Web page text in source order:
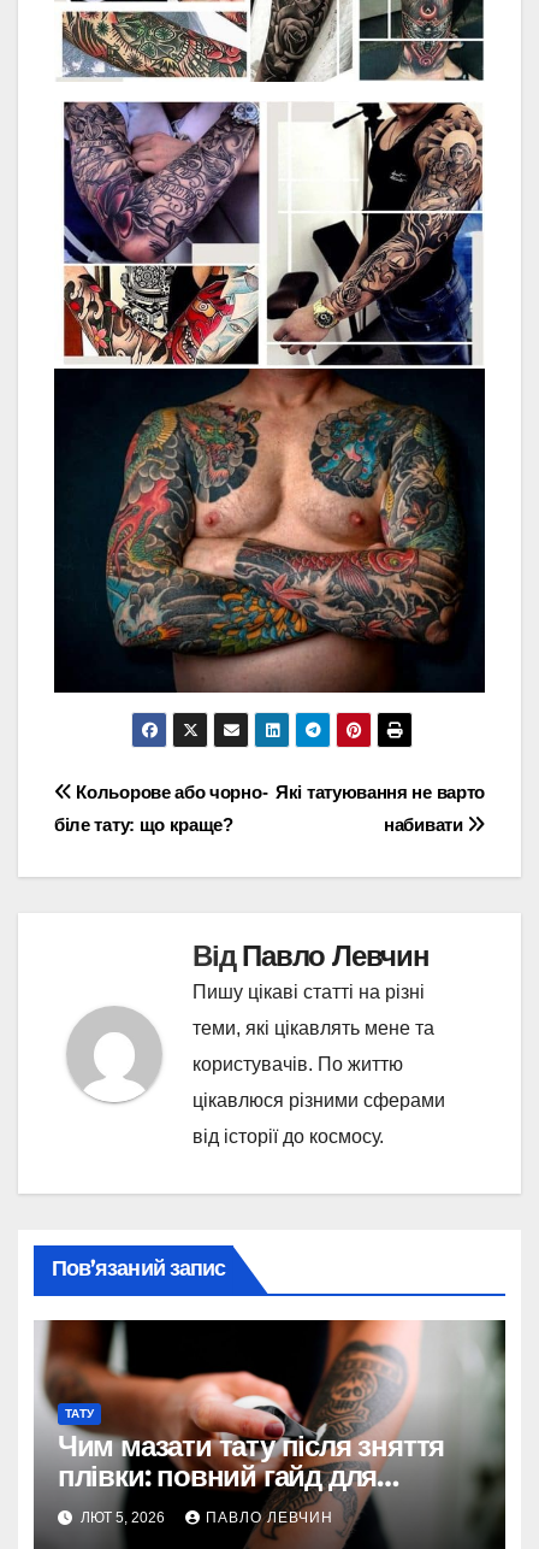
Навігація
записів
Які татуювання не варто
набивати
Кольорове або чорно-
біле тату: що краще?
ВідПавло Левчин
Пишу цікаві статті на різні
теми, які цікавлять мене та
користувачів. По життю
цікавлюся різними сферами
від історії до космосу.
Пов’язаний запис
ТАТУ
Чим мазати тату після зняття
плівки: повний гайд для
ідеального загоєння
ЛЮТ 5, 2026 ПАВЛО ЛЕВЧИН